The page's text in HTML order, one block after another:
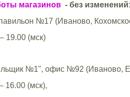
магазинов - без изменений:
№17 (Иваново,
19.00 (мск)
№1", офис №92 (Иваново,
16.00 (мск),